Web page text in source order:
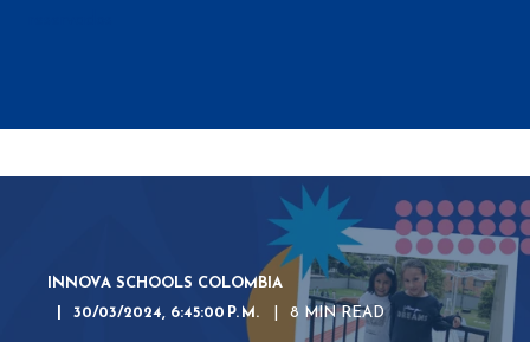
INNOVA SCHOOLS COLOMBIA
30/03/2024, 6:45:00 P. M.
8 MIN READ